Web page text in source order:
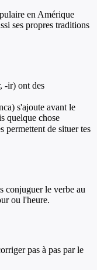
en Amérique
ses propres traditions
-ir) ont des
s'ajoute avant le
quelque chose
permettent de situer tes
conjuguer le verbe au
ou l'heure.
pas à pas par le